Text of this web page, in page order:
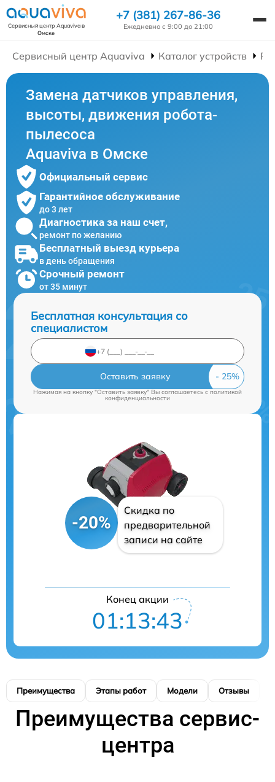
Сервисный центр Aquavivaв
Омске
+7 (381) 267-86-36
Ежедневно с 9:00 до 21:00
Сервисный центр Aquaviva Каталог устройств
Замена датчиков управления,
высоты, движения робота-
пылесоса
Aquaviva в Омске
Официальный сервис
Гарантийное обслуживание
до 3 лет
Диагностика за наш счет,
ремонт по желанию
Бесплатный выезд курьера
в день обращения
Срочный ремонт
от 35 минут
Бесплатная консультация со
специалистом
Оставить заявку
Нажимая на кнопку "Оставить заявку" Вы соглашаетесь c политикой
конфиденциальности
-20%
Скидка по
предварительной
записи на сайте
Конец акции
01:13:42
Преимущества Этапы работ Модели Отзывы
Преимущества сервис-
центра